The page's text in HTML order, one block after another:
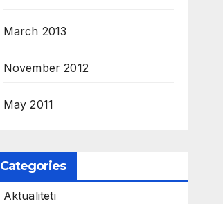
March 2013
November 2012
May 2011
Categories
Aktualiteti